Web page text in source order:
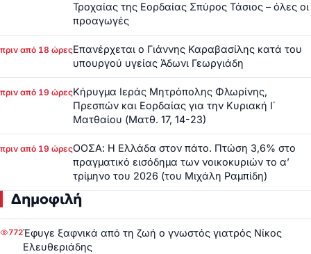
Τροχαίας της Εορδαίας Σπύρος Τάσιος – όλες οι
προαγωγές
πριν από 18 ώρεςΕπανέρχεται ο Γιάννης Καραβασίλης κατά του
υπουργού υγείας Άδωνι Γεωργιάδη
πριν από 19 ώρεςΚήρυγμα Ιεράς Μητρόπολης Φλωρίνης,
Πρεσπών και Εορδαίας για την Κυριακή Ι΄
Ματθαίου (Ματθ. 17, 14-23)
πριν από 19 ώρεςΟΟΣΑ: Η Ελλάδα στον πάτο. Πτώση 3,6% στο
πραγματικό εισόδημα των νοικοκυριών το α’
τρίμηνο του 2026 (του Μιχάλη Ραμπίδη)
Δημοφιλή
772Έφυγε ξαφνικά από τη ζωή ο γνωστός γιατρός Νίκος
Ελευθεριάδης